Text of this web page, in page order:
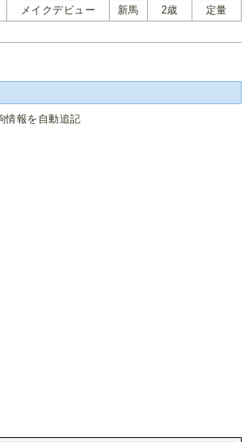
メイクデビュー 新馬 2歳 定量
情報を自動追記